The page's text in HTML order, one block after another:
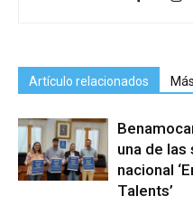
Artículo relacionados
una de
nacional
Talents’